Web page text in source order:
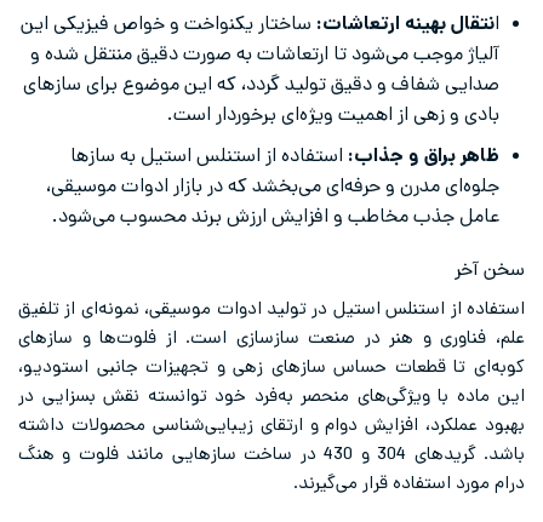
انتقال بهینه ارتعاشات: ساختار یکنواخت و خواص فیزیکی این
آلیاژ موجب می‌شود تا ارتعاشات به صورت دقیق منتقل شده و
صدایی شفاف و دقیق تولید گردد، که این موضوع برای سازهای
بادی و زهی از اهمیت ویژه‌ای برخوردار است.
ظاهر براق و جذاب: استفاده از استنلس استیل به سازها
جلوه‌ای مدرن و حرفه‌ای می‌بخشد که در بازار ادوات موسیقی،
عامل جذب مخاطب و افزایش ارزش برند محسوب می‌شود.
سخن آخر
استفاده از استنلس استیل در تولید ادوات موسیقی، نمونه‌ای از تلفیق
علم، فناوری و هنر در صنعت سازسازی است. از فلوت‌ها و سازهای
کوبه‌ای تا قطعات حساس سازهای زهی و تجهیزات جانبی استودیو،
این ماده با ویژگی‌های منحصر به‌فرد خود توانسته نقش بسزایی در
بهبود عملکرد، افزایش دوام و ارتقای زیبایی‌شناسی محصولات داشته
باشد. گریدهای 304 و 430 در ساخت سازهایی مانند فلوت و هنگ
درام مورد استفاده قرار می‌گیرند.